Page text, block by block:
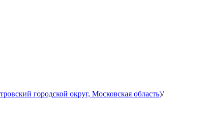
городской округ, Московская область)/